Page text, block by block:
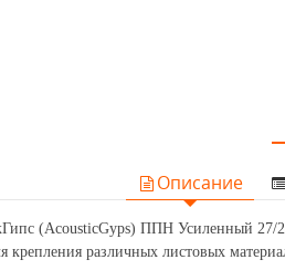
Описание
(AcousticGyps) ППН Усиленный 27/
крепления различных листовых